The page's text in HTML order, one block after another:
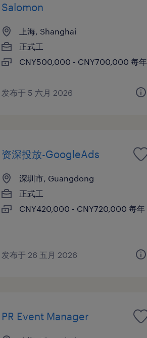
Salomon
上海, Shanghai
正式工
CNY500,000 - CNY700,000 每年
发布于 5 六月 2026
资深投放-GoogleAds
深圳市, Guangdong
正式工
CNY420,000 - CNY720,000 每年
发布于 26 五月 2026
PR Event Manager